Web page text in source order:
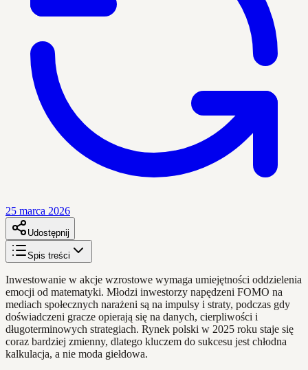
25 marca 2026
Udostępnij
Spis treści
Inwestowanie w akcje wzrostowe wymaga umiejętności oddzielenia
emocji od matematyki. Młodzi inwestorzy napędzeni FOMO na
mediach społecznych narażeni są na impulsy i straty, podczas gdy
doświadczeni gracze opierają się na danych, cierpliwości i
długoterminowych strategiach. Rynek polski w 2025 roku staje się
coraz bardziej zmienny, dlatego kluczem do sukcesu jest chłodna
kalkulacja, a nie moda giełdowa.